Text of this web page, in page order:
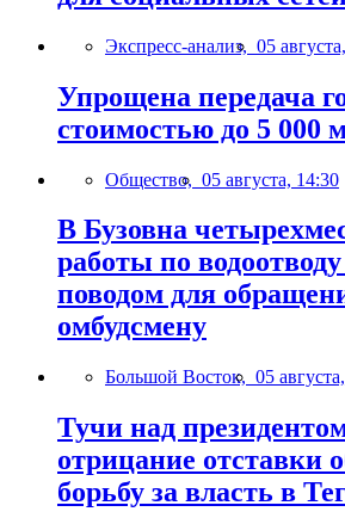
Экспресс-анализ, 05
Упрощена передача
стоимостью до 5 000
Общество, 05 августа, 14:30
В Бузовна
работы по
поводом для
омбудсмену
Большой Восток, 05
Тучи над
отрицание отставки
борьбу за власть в